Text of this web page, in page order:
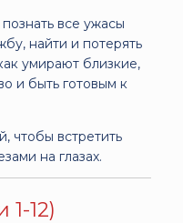
все ужасы
найти и потерять
умирают близкие,
и быть готовым к
чтобы встретить
на глазах.
12)